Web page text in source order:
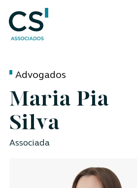
Advogados
Maria Pia
Silva
Associada